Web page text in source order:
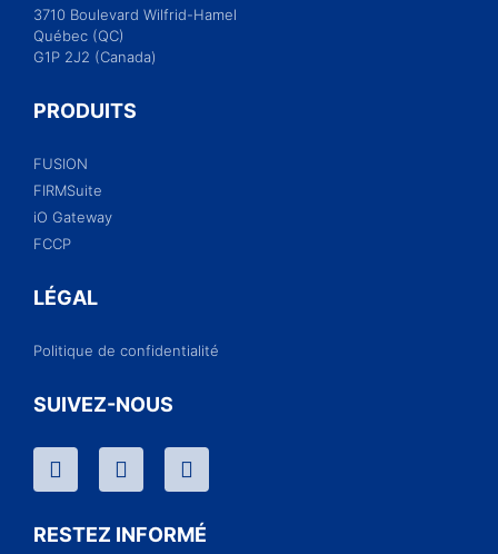
3710 Boulevard Wilfrid-Hamel
Québec (QC)
G1P 2J2 (Canada)
PRODUITS
FUSION
FIRMSuite
iO Gateway
FCCP
LÉGAL
Politique de confidentialité
SUIVEZ-NOUS
RESTEZ INFORMÉ